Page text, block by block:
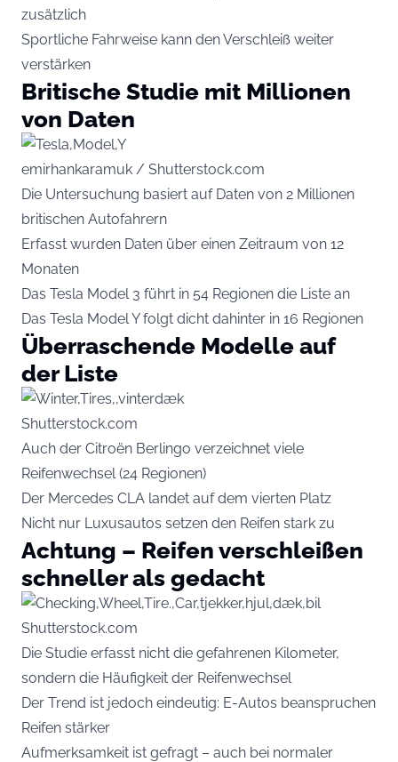
zusätzlich
Sportliche Fahrweise kann den Verschleiß weiter
verstärken
Britische Studie mit Millionen
von Daten
emirhankaramuk / Shutterstock.com
Die Untersuchung basiert auf Daten von 2 Millionen
britischen Autofahrern
Erfasst wurden Daten über einen Zeitraum von 12
Monaten
Das Tesla Model 3 führt in 54 Regionen die Liste an
Das Tesla Model Y folgt dicht dahinter in 16 Regionen
Überraschende Modelle auf
der Liste
Shutterstock.com
Auch der Citroën Berlingo verzeichnet viele
Reifenwechsel (24 Regionen)
Der Mercedes CLA landet auf dem vierten Platz
Nicht nur Luxusautos setzen den Reifen stark zu
Achtung – Reifen verschleißen
schneller als gedacht
Shutterstock.com
Die Studie erfasst nicht die gefahrenen Kilometer,
sondern die Häufigkeit der Reifenwechsel
Der Trend ist jedoch eindeutig: E-Autos beanspruchen
Reifen stärker
Aufmerksamkeit ist gefragt – auch bei normaler